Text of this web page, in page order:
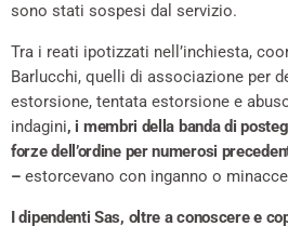
sono stati sospesi dal servizio.
Tra i reati ipotizzati nell’inchiesta,
Barlucchi, quelli di associazione per
estorsione, tentata estorsione e
indagini, i membri della banda di
forze dell’ordine per numerosi
–estorcevano con inganno o
I dipendenti Sas, oltre a conoscere e